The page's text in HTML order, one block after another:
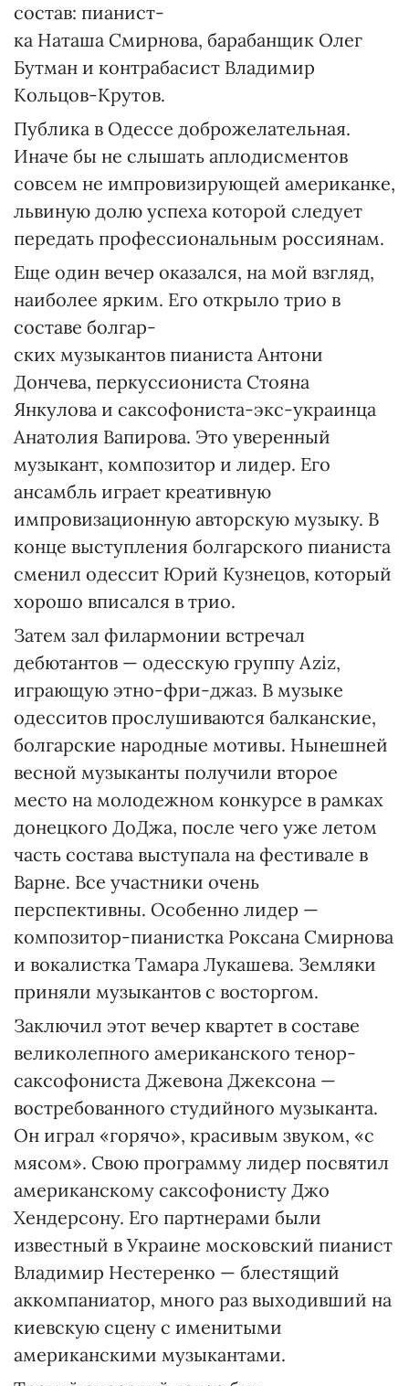
состав: пианист-
ка Наташа Смирнова, барабанщик Олег
Бутман и контрабасист Владимир
Кольцов-Крутов.
Публика в Одессе доброжелательная.
Иначе бы не слышать аплодисментов
совсем не импровизирующей американке,
львиную долю успеха которой следует
передать профессиональным россиянам.
Еще один вечер оказался, на мой взгляд,
наиболее ярким. Его открыло трио в
составе болгар-
ских музыкантов пианиста Антони
Дончева, перкуссиониста Стояна
Янкулова и саксофониста-экс-украинца
Анатолия Вапирова. Это уверенный
музыкант, композитор и лидер. Его
ансамбль играет креативную
импровизационную авторскую музыку. В
конце выступления болгарского пианиста
сменил одессит Юрий Кузнецов, который
хорошо вписался в трио.
Затем зал филармонии встречал
дебютантов — одесскую группу Aziz,
играющую этно-фри-джаз. В музыке
одесситов прослушиваются балканские,
болгарские народные мотивы. Нынешней
весной музыканты получили второе
место на молодежном конкурсе в рамках
донецкого ДоДжа, после чего уже летом
часть состава выступала на фестивале в
Варне. Все участники очень
перспективны. Особенно лидер —
композитор-пианистка Роксана Смирнова
и вокалистка Тамара Лукашева. Земляки
приняли музыкантов с восторгом.
Заключил этот вечер квартет в составе
великолепного американского тенор-
саксофониста Джевона Джексона —
востребованного студийного музыканта.
Он играл «горячо», красивым звуком, «с
мясом». Свою программу лидер посвятил
американскому саксофонисту Джо
Хендерсону. Его партнерами были
известный в Украине московский пианист
Владимир Нестеренко — блестящий
аккомпаниатор, много раз выходивший на
киевскую сцену с именитыми
американскими музыкантами.